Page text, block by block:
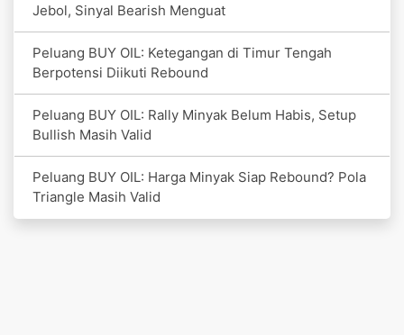
Jebol, Sinyal Bearish Menguat
Peluang BUY OIL: Ketegangan di Timur Tengah
Berpotensi Diikuti Rebound
Peluang BUY OIL: Rally Minyak Belum Habis, Setup
Bullish Masih Valid
Peluang BUY OIL: Harga Minyak Siap Rebound? Pola
Triangle Masih Valid